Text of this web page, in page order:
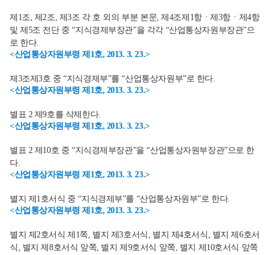
제1조, 제2조, 제3조 각 호 외의 부분 본문, 제4조제1항ㆍ제3항ㆍ제4항
및 제5조 전단 중 “지식경제부장관”을 각각 “산업통상자원부장관”으
로 한다.
<산업통상자원부령 제1호, 2013. 3. 23.>
제3조제3호 중 “지식경제부”를 “산업통상자원부”로 한다.
<산업통상자원부령 제1호, 2013. 3. 23.>
별표 2 제9호를 삭제한다.
<산업통상자원부령 제1호, 2013. 3. 23.>
별표 2 제10호 중 “지식경제부장관”을 “산업통상자원부장관”으로 한
다.
<산업통상자원부령 제1호, 2013. 3. 23.>
별지 제1호서식 중 “지식경제부”를 “산업통상자원부”로 한다.
<산업통상자원부령 제1호, 2013. 3. 23.>
별지 제2호서식 제1쪽, 별지 제3호서식, 별지 제4호서식, 별지 제6호서
식, 별지 제8호서식 앞쪽, 별지 제9호서식 앞쪽, 별지 제10호서식 앞쪽